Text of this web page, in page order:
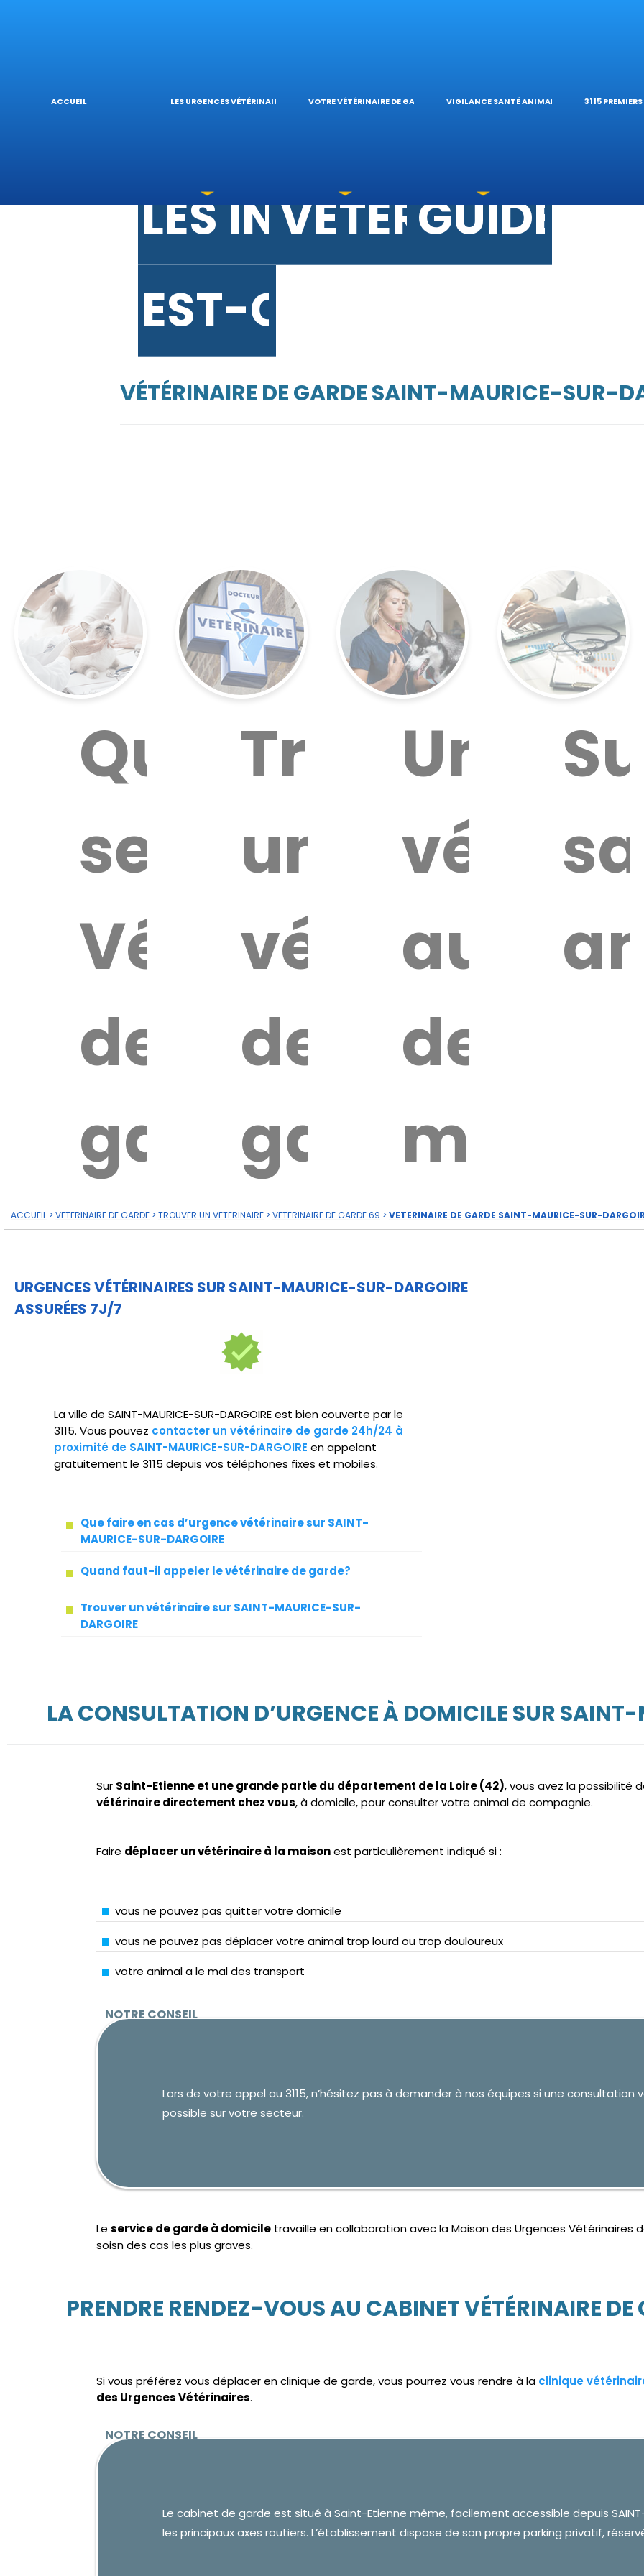
ACCUEIL LES URGENCES VÉTÉRINAIRES
URGENCES
LES INTOXICATIONS
EST-CE UNE
VOTRE VÉTÉRINAIRE DE GARDE
L’HÔPITAL
VÉTÉRINAIRES
VIGILANCE SANTÉ ANIMALE
GUIDES
3115
VÉTÉRINAIRE DE GARDE SAINT-MAURICE-SUR-
Quel
service
Vétérinaire
de
garde?
Trouver
un
vétérinaire
de
garde
Un
autour
de
moi
ACCUEIL > VETERINAIRE DE GARDE > TROUVER UN VETERINAIRE > VETERINAIRE DE GARDE 69 > VETERINAIRE DE GARDE SAINT-MAURICE-SUR-
URGENCES VÉTÉRINAIRES SUR SAINT-MAURICE-SUR-DARGOIRE
ASSURÉES 7J/7
La ville de SAINT-MAURICE-SUR-DARGOIRE est bien couverte par le
3115. Vous pouvez contacter un vétérinaire de garde 24h/24 à
proximité de SAINT-MAURICE-SUR-DARGOIRE en appelant
gratuitement le 3115 depuis vos téléphones fixes et mobiles.
Que faire en cas d’urgence vétérinaire sur SAINT-
MAURICE-SUR-DARGOIRE
Quand faut-il appeler le vétérinaire de garde?
Trouver un vétérinaire sur SAINT-MAURICE-SUR-
DARGOIRE
LA CONSULTATION D’URGENCE À DOMICILE SUR
Sur Saint-Etienne et une grande partie du département de la Loire (42), vous avez la possibilité
vétérinaire directement chez vous, à domicile, pour consulter votre animal de compagnie.
Faire déplacer un vétérinaire à la maisonest particulièrement indiqué si :
vous ne pouvez pas quitter votre domicile
vous ne pouvez pas déplacer votre animal trop lourd ou trop douloureux
votre animal a le mal des transport
Lors de votre appel au 3115, n’hésitez pas à demander à nos équipes si une consultation
possible sur votre secteur.
Leservice de garde à domicile travaille en collaboration avec la Maison des Urgences Vétérinaires
soisn des cas les plus graves.
PRENDRE RENDEZ-VOUS AU CABINET VÉTÉRINAIRE
Si vous préférez vous déplacer en clinique de garde, vous pourrez vous rendre à la clinique
des Urgences Vétérinaires.
Le cabinet de garde est situé à Saint-Etienne même, facilement accessible depuis SAINT-
les principaux axes routiers. L’établissement dispose de son propre parking privatif,